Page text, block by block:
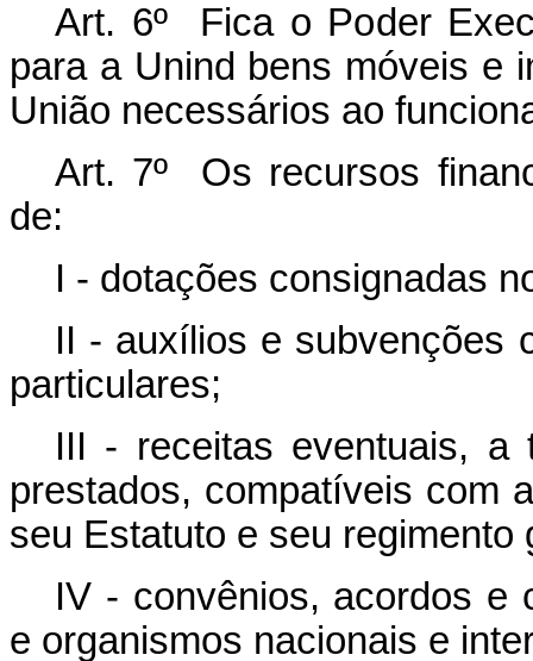
Art. 6º Fica o Poder
para a Unind bens móveis e
União necessários ao
Art. 7º Os recursos
de:
I - dotações consignadas
II - auxílios e subvenções
particulares;
III - receitas eventuais, a
prestados, compatíveis com
seu Estatuto e seu regimento
IV - convênios, acordos e
e organismos nacionais e